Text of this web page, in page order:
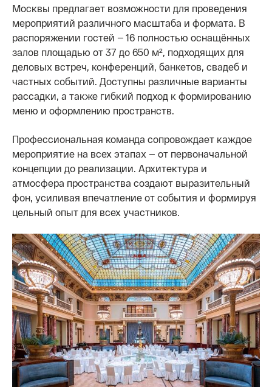
Москвы предлагает возможности для проведения
мероприятий различного масштаба и формата. В
распоряжении гостей — 16 полностью оснащённых
залов площадью от 37 до 650 м², подходящих для
деловых встреч, конференций, банкетов, свадеб и
частных событий. Доступны различные варианты
рассадки, а также гибкий подход к формированию
меню и оформлению пространств.
Профессиональная команда сопровождает каждое
мероприятие на всех этапах — от первоначальной
концепции до реализации. Архитектура и
атмосфера пространства создают выразительный
фон, усиливая впечатление от события и формируя
цельный опыт для всех участников.